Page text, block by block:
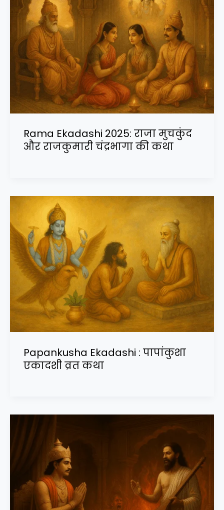
Rama Ekadashi 2025: राजा मुचकुंद
और राजकुमारी चंद्रभागा की कथा
Papankusha Ekadashi : पापांकुशा
एकादशी व्रत कथा